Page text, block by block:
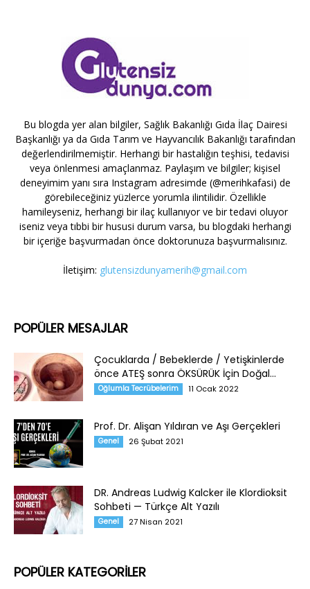
Bu blogda yer alan bilgiler, Sağlık Bakanlığı Gıda İlaç Dairesi
Başkanlığı ya da Gıda Tarım ve Hayvancılık Bakanlığı tarafından
değerlendirilmemiştir. Herhangi bir hastalığın teşhisi, tedavisi
veya önlenmesi amaçlanmaz. Paylaşım ve bilgiler; kişisel
deneyimim yanı sıra Instagram adresimde (@merihkafasi) de
görebileceğiniz yüzlerce yorumla ilintilidir. Özellikle
hamileyseniz, herhangi bir ilaç kullanıyor ve bir tedavi oluyor
iseniz veya tıbbi bir hususi durum varsa, bu blogdaki herhangi
bir içeriğe başvurmadan önce doktorunuza başvurmalısınız.
İletişim: glutensizdunyamerih@gmail.com
POPÜLER MESAJLAR
Çocuklarda / Bebeklerde / Yetişkinlerde
önce ATEŞ sonra ÖKSÜRÜK İçin Doğal...
Oğlumla Tecrübelerim 11 Ocak 2022
Prof. Dr. Alişan Yıldıran ve Aşı Gerçekleri
Genel 26 Şubat 2021
DR. Andreas Ludwig Kalcker ile Klordioksit
Sohbeti — Türkçe Alt Yazılı
Genel 27 Nisan 2021
POPÜLER KATEGORİLER